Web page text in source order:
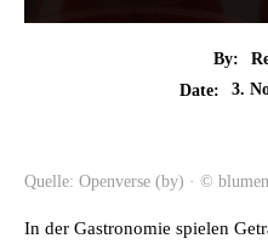
By:
Date:
3.
Quelle: Openverse (by) · ©
In der Gastronomie spielen